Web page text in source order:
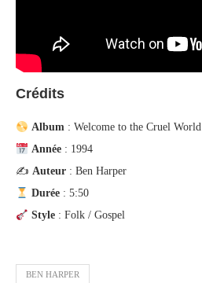
Crédits
Album: Welcome to the Cruel World
Année: 1994
✍️ Auteur : Ben Harper
Durée: 5:50
Style: Folk / Gospel
BEN HARPER